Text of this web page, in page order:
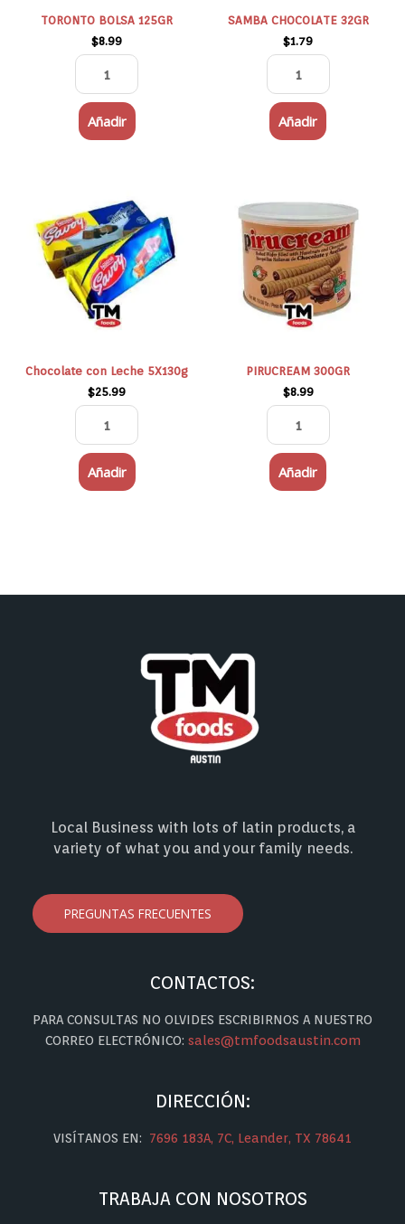
TORONTO BOLSA 125GR
$8.99
Añadir
SAMBA CHOCOLATE 32GR
$1.79
Añadir
Chocolate con Leche 5X130g
$25.99
con
Leche
5X130g
cantidad
Añadir
PIRUCREAM 300GR
$8.99
300GR
cantidad
Añadir
Local Business with lots of latin products, a
variety of what you and your family needs.
PREGUNTAS FRECUENTES
CONTACTOS:
PARA CONSULTAS NO OLVIDES ESCRIBIRNOS A NUESTRO
CORREO ELECTRÓNICO: sales@tmfoodsaustin.com
DIRECCIÓN:
VISÍTANOS EN: 7696 183A, 7C, Leander, TX 78641
TRABAJA CON NOSOTROS